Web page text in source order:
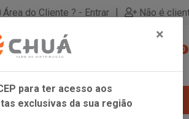
Área do Cliente ? - Entrar | Não é
0
×
para ter acesso aos
exclusivas da sua região